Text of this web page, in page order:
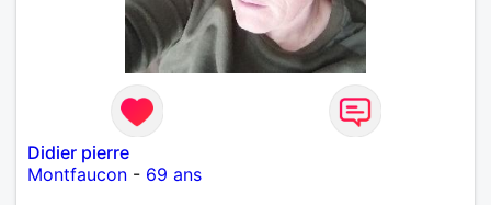
Didier pierre
Montfaucon - 69 ans